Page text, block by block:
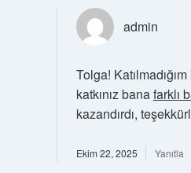
admin
Tolga!
katkınız banafarklı
kazandırdı,
Ekim 22, 2025 Yanıtla